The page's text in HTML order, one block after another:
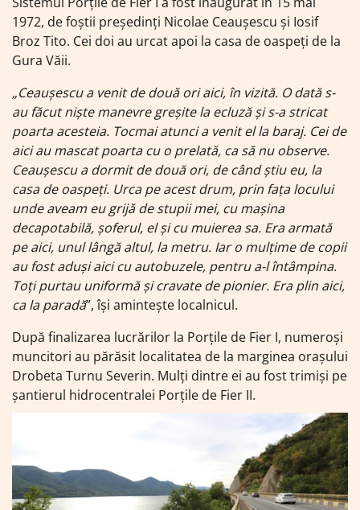
1972, de foștii președinți Nicolae Ceaușescu și Iosif
Broz Tito. Cei doi au urcat apoi la casa de oaspeți de la
Gura Văii.
„Ceaușescu a venit de două ori aici, în vizită. O dată s-
au făcut niște manevre greșite la ecluză și s-a stricat
poarta acesteia. Tocmai atunci a venit el la baraj. Cei de
aici au mascat poarta cu o prelată, ca să nu observe.
Ceaușescu a dormit de două ori, de când știu eu, la
casa de oaspeți. Urca pe acest drum, prin fața locului
unde aveam eu grijă de stupii mei, cu mașina
decapotabilă, șoferul, el și cu muierea sa. Era armată
pe aici, unul lângă altul, la metru. Iar o mulțime de copii
au fost aduși aici cu autobuzele, pentru a-l întâmpina.
Toți purtau uniformă și cravate de pionier. Era plin aici,
ca la paradă”, își amintește localnicul.
După finalizarea lucrărilor la Porțile de Fier I, numeroși
muncitori au părăsit localitatea de la marginea orașului
Drobeta Turnu Severin. Mulți dintre ei au fost trimiși pe
șantierul hidrocentralei Porțile de Fier II.